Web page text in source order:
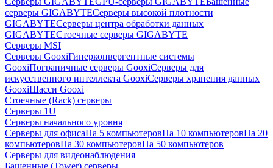
серверы GIGABYTEСерверы высокой плотности
GIGABYTEСерверы центра обработки данных
GIGABYTEСтоечные серверы GIGABYTE
Серверы MSI
Серверы GooxiГиперконвергентные системы
GooxiПограничные серверы GooxiСерверы для
искусственного интеллекта GooxiСерверы хранения данных
GooxiШасси Gooxi
Стоечные (Rack) серверы
Серверы 1U
Серверы начального уровня
Серверы для офисаНа 5 компьютеровНа 10 компьютеровНа 20
компьютеровНа 30 компьютеровНа 50 компьютеров
Серверы для видеонаблюдения
Башенные (Tower) серверы